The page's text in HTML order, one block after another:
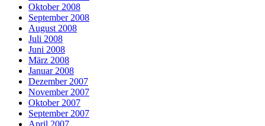
Oktober 2008
September 2008
August 2008
Juli 2008
Juni 2008
März 2008
Januar 2008
Dezember 2007
November 2007
Oktober 2007
September 2007